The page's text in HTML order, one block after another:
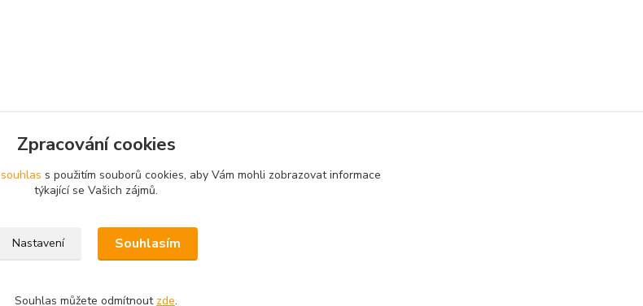
Zpracování cookies
souhlas s použitím souborů cookies, aby Vám mohli zobrazovat informace
týkající se Vašich zájmů.
Nastavení Souhlasím
Souhlas můžete odmítnout zde.